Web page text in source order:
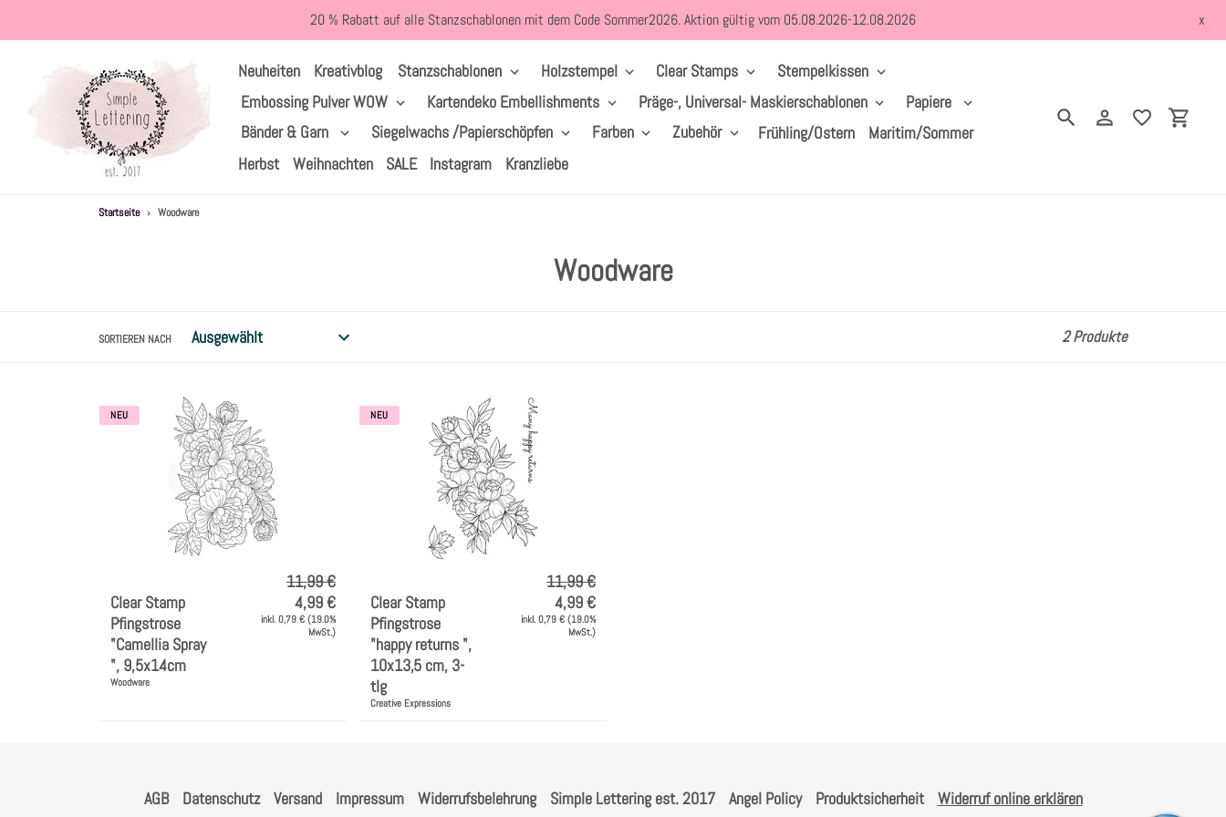
zum
20 % Rabatt auf alle Stanzschablonen mit dem Code Sommer2026. Aktion gültig vom 05.08.2026-12.08.2026 x
Neuheiten Kreativblog Stanzschablonen Holzstempel Clear Stamps
Stempelkissen
Embossing Pulver WOW
Kartendeko Embellishments Präge-, Universal- Maskierschablonen
Papiere
Bänder & Garn
Siegelwachs /Papierschöpfen Farben Zubehör Frühling/Ostern
Maritim/Sommer
Herbst
Weihnachten SALE Instagram Kranzliebe
SuchenEinloggen
Startseite › Woodware
S
Woodware
SORTIEREN NACH 2 Produkte
NEU
11,99 €
Clear Stamp
Pfingstrose
"Camellia Spray
", 9,5x14cm
Woodware
4,99 €
inkl. 0,79 € (19.0%
MwSt.)
NEU
11,99 €
Clear Stamp
Pfingstrose
"happy returns ",
10x13,5 cm, 3-
tlg
Creative Expressions
4,99 €
inkl. 0,79 € (19.0%
MwSt.)
AGB Datenschutz Versand Impressum Widerrufsbelehrung Simple Lettering est. 2017 Angel Policy Produktsicherheit Widerruf online erklären